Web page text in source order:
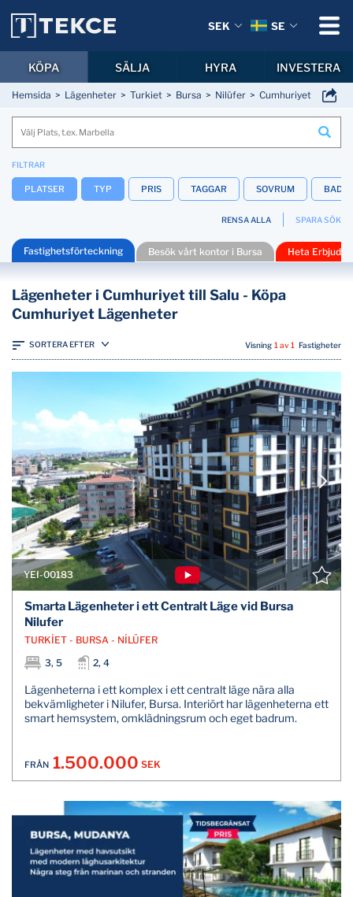
Hemsida Lägenheter Turkiet Bursa Nilüfer Cumhuriyet
FILTRAR
PLATSER TYP PRIS TAGGAR SOVRUM
RENSA ALLA SPARA SÖK
Fastighetsförteckning Besök vårt kontor i Bursa Heta
Lägenheter i Cumhuriyet till Salu - Köpa
Cumhuriyet Lägenheter
SORTERA EFTER Visning 1 av 1 Fastigheter
YEI-00183
Smarta Lägenheter i ett Centralt Läge vid Bursa
Nilufer
TURKİET - BURSA - NİLÜFER
3, 5
2, 4
Lägenheterna i ett komplex i ett centralt läge nära alla
bekvämligheter i Nilufer, Bursa. Interiört har lägenheterna ett
smart hemsystem, omklädningsrum och eget badrum.
FRÅN 1.500.000 SEK
SEK SE
KÖPA SÄLJA HYRA INVESTERA